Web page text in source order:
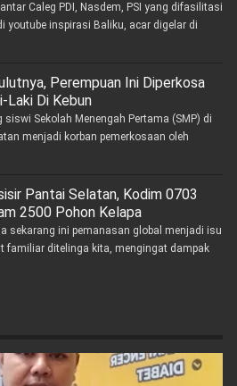
Caleg PDI, Nasdem, PSI yang difasilitasi
youtube inspirasi Baliku, acar digelar di
Perempuan Ini Diperkosa
Laki Di Kebun
siswi Sekolah Menengah Pertama (SMP) di
menjadi korban pemerkosaan oleh
Pantai Selatan, Kodim 0703
2500 Pohon Kelapa
sekarang ini pemanasan global menjadi isu
familiar ditelinga kita, mengingat dampak